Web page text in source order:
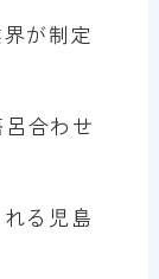
が制定
呂合わせ
る児島